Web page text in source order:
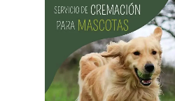
Desde Vialidad Nacional